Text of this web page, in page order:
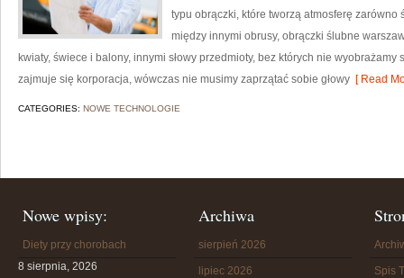
typu obrączki, które tworzą atmosferę zarówno
między innymi obrusy, obrączki ślubne
kwiaty, świece i balony, innymi słowy przedmioty, bez których nie
zajmuje się korporacja, wówczas nie musimy zaprzątać sobie głowy [ Read
CATEGORIES: NOWE TECHNOLOGIE
Nowe wpisy:
Diety przy chorobach
8 sierpnia, 2026
Archiwa
sierpień 2026
lipiec 2026 Spis